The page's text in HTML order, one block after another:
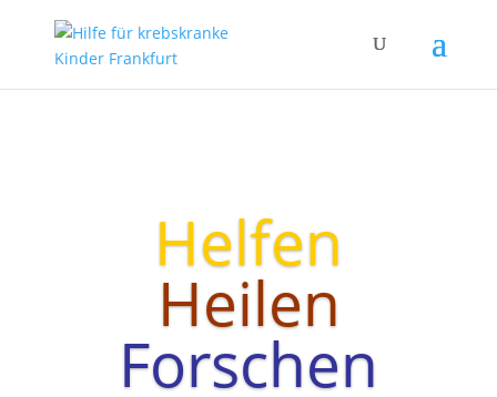
Helfen
Heilen
Forschen